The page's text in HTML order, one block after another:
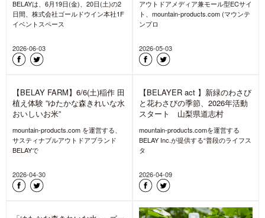
BELAYは、6月19日(金)、20日(土)の2
日間、株式会社ゴールドウイン本社1F
イベントスペース
2026-06-03
アウトドアメディア兼モール型ECサイ
ト、mountain-products.com (マウンテ
ンプロ
2026-05-03
【BELAY FARM】6/6(土)稲作 田
植え体験 ”ゆたかな森きれいな水
おいしいお米”
mountain-products.com を運営する、
サスティナブルアウトドアブランド
BELAYで
2026-04-30
【BELAYER act 】新緑のわさび
と花わさびの季節、2026年活動
スタート 山梨県道志村
mountain-products.comを運営する
BELAY Inc.が提供する“普段のライフス
タ
2026-04-09